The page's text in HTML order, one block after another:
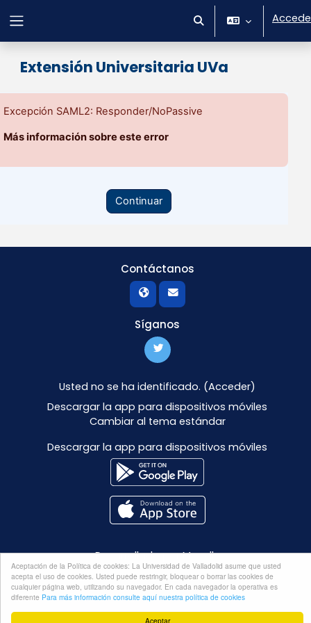
Aceptar
Aceptación de la Política de cookies: La Universidad de Valladolid asume que usted
acepta el uso de cookies. Usted puede restringir, bloquear o borrar las cookies de
cualquier página web, utilizando su navegador. En cada navegador la operativa es
diferente Para más información consulte aquí nuestra política de cookies
Selector de búsqueda
Extensión Universitaria UVa
Excepción SAML2: Responder/NoPassive
Más información sobre este error
Continuar
Contáctanos
Síganos
Usted no se ha identificado. (Acceder)
Descargar la app para dispositivos móviles
Cambiar al tema estándar
Descargar la app para dispositivos móviles
Desarrollado porMoodle